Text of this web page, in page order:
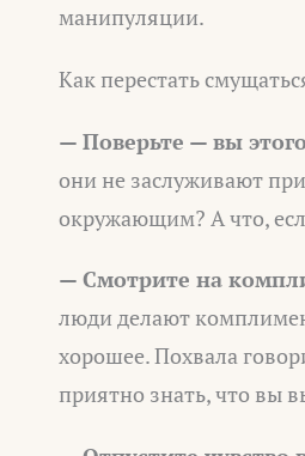
манипуляции.
Как перестать
— Поверьте — вы
они не заслуживают
окружающим? А что,
— Смотрите на
люди делают
хорошее. Похвала
приятно знать, что вы